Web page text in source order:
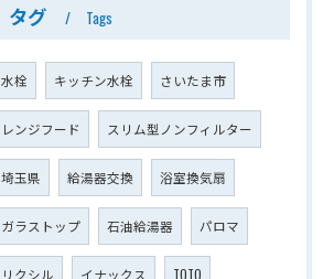
タグ Tags
水栓 キッチン水栓 さいたま市
レンジフード スリム型ノンフィルター
埼玉県 給湯器交換 浴室換気扇
ガラストップ 石油給湯器 パロマ
リクシル イナックス TOTO